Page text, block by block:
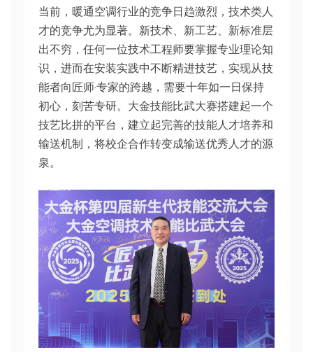
当前，暖通空调行业的竞争日趋激烈，技术类人
才的竞争尤为显著。新技术、新工艺、新标准层
出不穷，任何一位技术工程师要掌握专业理论知
识，进而在安装实践中不断精进技艺，实现从技
能者向匠师·专家的跨越，需要十年如一日保持
初心，刻苦专研。大金技能比武大赛搭建起一个
技艺比拼的平台，建立起完善的技能人才培养和
输送机制，将校企合作转变成输送优秀人才的源
泉。